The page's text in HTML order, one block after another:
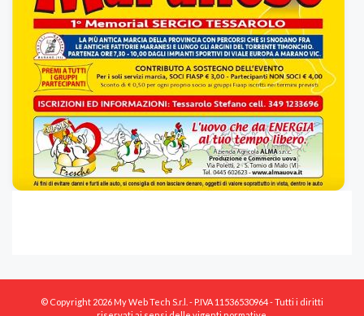
© Copyright 2026 My Web Tech S.r.l. - P.IVA 11536530964 - Tutti i diritti